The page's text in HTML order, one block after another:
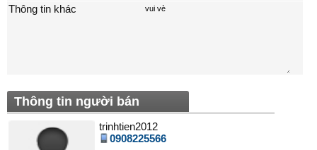
Thông tin khác
Thông tin người bán
trinhtien2012
0908225566